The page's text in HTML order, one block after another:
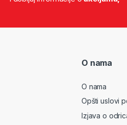
O nama
O nama
Opšti uslovi
Izjava o